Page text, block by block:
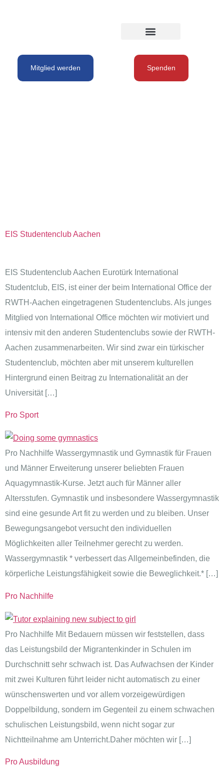
Mitglied werden Spenden
EIS Studentenclub Aachen
EIS Studentenclub Aachen Eurotürk International
Studentclub, EIS, ist einer der beim International Office der
RWTH-Aachen eingetragenen Studentenclubs. Als junges
Mitglied von International Office möchten wir motiviert und
intensiv mit den anderen Studentenclubs sowie der RWTH-
Aachen zusammenarbeiten. Wir sind zwar ein türkischer
Studentenclub, möchten aber mit unserem kulturellen
Hintergrund einen Beitrag zu Internationalität an der
Universität […]
Pro Sport
Pro Nachhilfe​ Wassergymnastik und Gymnastik für Frauen
und Männer Erweiterung unserer beliebten Frauen
Aquagymnastik-Kurse. Jetzt auch für Männer aller
Altersstufen. Gymnastik und insbesondere Wassergymnastik
sind eine gesunde Art fit zu werden und zu bleiben. Unser
Bewegungsangebot versucht den individuellen
Möglichkeiten aller Teilnehmer gerecht zu werden.
Wassergymnastik * verbessert das Allgemeinbefinden, die
körperliche Leistungsfähigkeit sowie die Beweglichkeit.* […]
Pro Nachhilfe
Pro Nachhilfe​ Mit Bedauern müssen wir feststellen, dass
das Leistungsbild der Migrantenkinder in Schulen im
Durchschnitt sehr schwach ist. Das Aufwachsen der Kinder
mit zwei Kulturen führt leider nicht automatisch zu einer
wünschenswerten und vor allem vorzeigewürdigen
Doppelbildung, sondern im Gegenteil zu einem schwachen
schulischen Leistungsbild, wenn nicht sogar zur
Nichtteilnahme am Unterricht.Daher möchten wir […]
Pro Ausbildung